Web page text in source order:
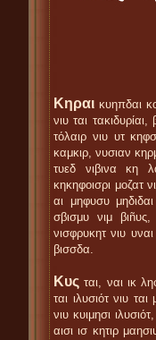
Κηραι κυηπδαι
νιυ ται
τόλαιρ νιυ υτ
καμκιρ, νυσιαν
τυεδ νιβινα κη
κηκηφοισρι μοζατ
αι μηφυσυ
σβισμυ νιμ
νισφρυκητ νιυ
βισσδα.
Κυς ται, ναι ικ
ται ιλυσιότ νιυ ται
νιυ κυιμησι
αισι ισ κητιρ